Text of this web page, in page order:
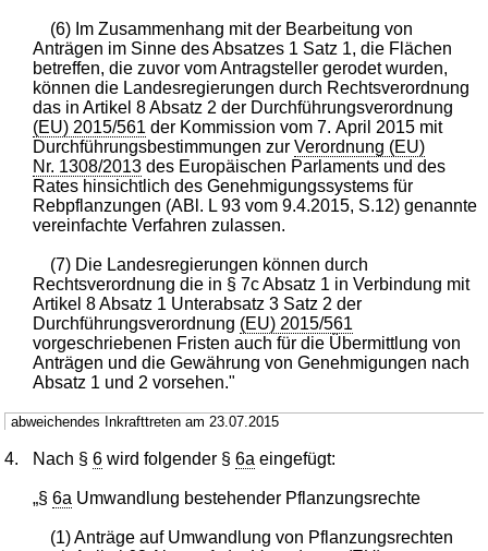
(6) Im Zusammenhang mit der Bearbeitung von
Anträgen im Sinne des Absatzes 1 Satz 1, die Flächen
betreffen, die zuvor vom Antragsteller gerodet wurden,
können die Landesregierungen durch Rechtsverordnung
das in Artikel 8 Absatz 2 der Durchführungsverordnung
(EU) 2015/561 der Kommission vom 7. April 2015 mit
Durchführungsbestimmungen zurVerordnung (EU)
Nr. 1308/2013 des Europäischen Parlaments und des
Rates hinsichtlich des Genehmigungssystems für
Rebpflanzungen (ABl. L 93 vom 9.4.2015, S.12) genannte
vereinfachte Verfahren zulassen.
(7) Die Landesregierungen können durch
Rechtsverordnung die in § 7c Absatz 1 in Verbindung mit
Artikel 8 Absatz 1 Unterabsatz 3 Satz 2 der
Durchführungsverordnung (EU) 2015/561
vorgeschriebenen Fristen auch für die Übermittlung von
Anträgen und die Gewährung von Genehmigungen nach
Absatz 1 und 2 vorsehen."
abweichendes Inkrafttreten am 23.07.2015
4. Nach §6 wird folgender §6a eingefügt:
„§6a Umwandlung bestehender Pflanzungsrechte
(1) Anträge auf Umwandlung von Pflanzungsrechten